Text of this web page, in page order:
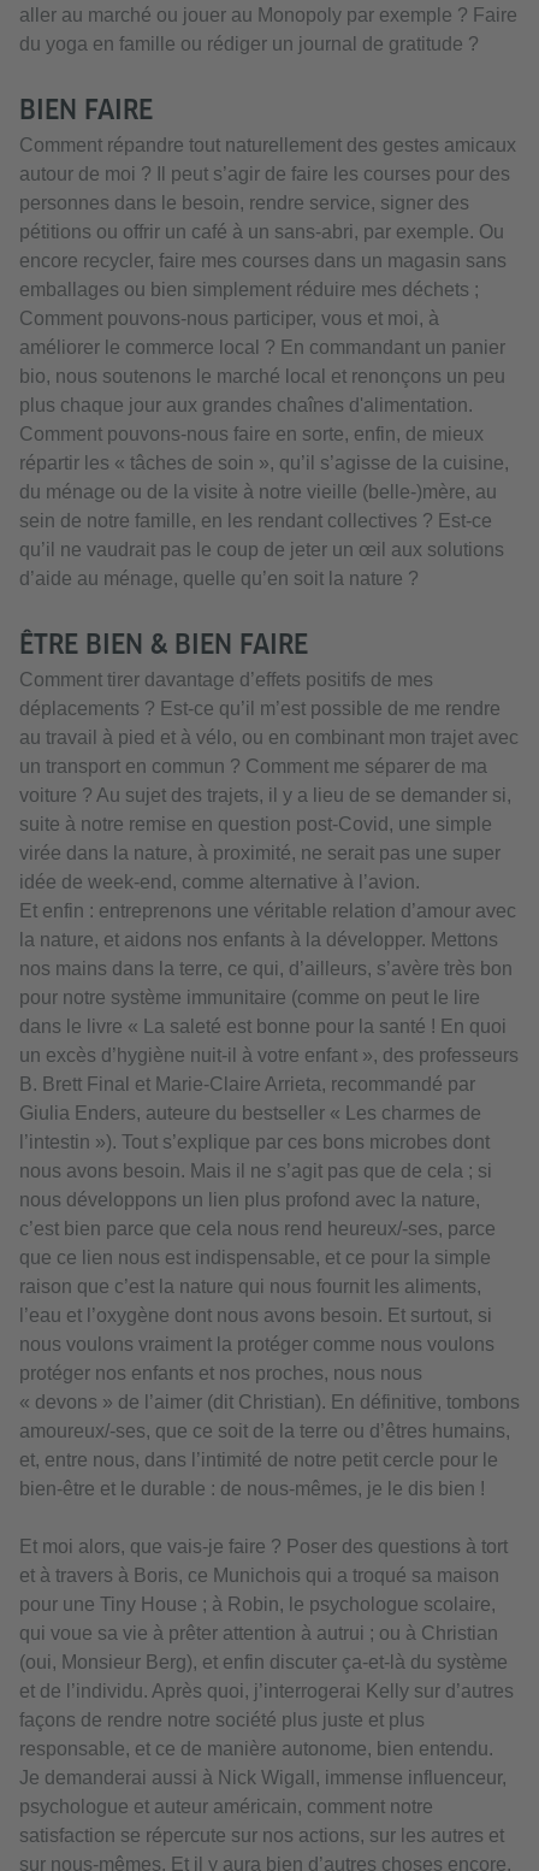
aller au marché ou jouer au Monopoly par exemple ? Faire
du yoga en famille ou rédiger un journal de gratitude ?
BIEN FAIRE
Comment répandre tout naturellement des gestes amicaux
autour de moi ? Il peut s’agir de faire les courses pour des
personnes dans le besoin, rendre service, signer des
pétitions ou offrir un café à un sans-abri, par exemple. Ou
encore recycler, faire mes courses dans un magasin sans
emballages ou bien simplement réduire mes déchets ;
Comment pouvons-nous participer, vous et moi, à
améliorer le commerce local ? En commandant un panier
bio, nous soutenons le marché local et renonçons un peu
plus chaque jour aux grandes chaînes d'alimentation.
Comment pouvons-nous faire en sorte, enfin, de mieux
répartir les « tâches de soin », qu’il s’agisse de la cuisine,
du ménage ou de la visite à notre vieille (belle-)mère, au
sein de notre famille, en les rendant collectives ? Est-ce
qu’il ne vaudrait pas le coup de jeter un œil aux solutions
d’aide au ménage, quelle qu’en soit la nature ?
ÊTRE BIEN & BIEN FAIRE
Comment tirer davantage d’effets positifs de mes
déplacements ? Est-ce qu’il m’est possible de me rendre
au travail à pied et à vélo, ou en combinant mon trajet avec
un transport en commun ? Comment me séparer de ma
voiture ? Au sujet des trajets, il y a lieu de se demander si,
suite à notre remise en question post-Covid, une simple
virée dans la nature, à proximité, ne serait pas une super
idée de week-end, comme alternative à l’avion.
Et enfin : entreprenons une véritable relation d’amour avec
la nature, et aidons nos enfants à la développer. Mettons
nos mains dans la terre, ce qui, d’ailleurs, s’avère très bon
pour notre système immunitaire (comme on peut le lire
dans le livre « La saleté est bonne pour la santé ! En quoi
un excès d’hygiène nuit-il à votre enfant », des professeurs
B. Brett Final et Marie-Claire Arrieta, recommandé par
Giulia Enders, auteure du bestseller « Les charmes de
l’intestin »). Tout s’explique par ces bons microbes dont
nous avons besoin. Mais il ne s’agit pas que de cela ; si
nous développons un lien plus profond avec la nature,
c’est bien parce que cela nous rend heureux/-ses, parce
que ce lien nous est indispensable, et ce pour la simple
raison que c’est la nature qui nous fournit les aliments,
l’eau et l’oxygène dont nous avons besoin. Et surtout, si
nous voulons vraiment la protéger comme nous voulons
protéger nos enfants et nos proches, nous nous
« devons » de l’aimer (dit Christian). En définitive, tombons
amoureux/-ses, que ce soit de la terre ou d’êtres humains,
et, entre nous, dans l’intimité de notre petit cercle pour le
bien-être et le durable : de nous-mêmes, je le dis bien !
Et moi alors, que vais-je faire ? Poser des questions à tort
et à travers à Boris, ce Munichois qui a troqué sa maison
pour une Tiny House ; à Robin, le psychologue scolaire,
qui voue sa vie à prêter attention à autrui ; ou à Christian
(oui, Monsieur Berg), et enfin discuter ça-et-là du système
et de l’individu. Après quoi, j’interrogerai Kelly sur d’autres
façons de rendre notre société plus juste et plus
responsable, et ce de manière autonome, bien entendu.
Je demanderai aussi à Nick Wigall, immense influenceur,
psychologue et auteur américain, comment notre
satisfaction se répercute sur nos actions, sur les autres et
sur nous-mêmes. Et il y aura bien d’autres choses encore,